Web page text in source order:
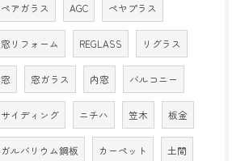
ペアガラス AGC ペヤプラス
窓リフォーム REGLASS リグラス
窓 窓ガラス 内窓 バルコニー
サイディング ニチハ 笠木 板金
ガルバリウム鋼板 カーペット 土間